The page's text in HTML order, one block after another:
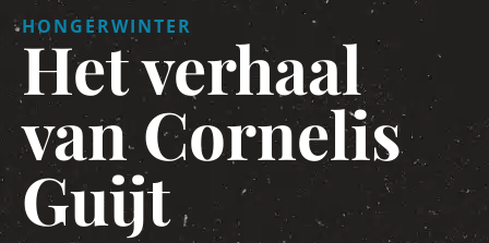
HONGERWINTER
Het verhaal
van Cornelis
Guijt